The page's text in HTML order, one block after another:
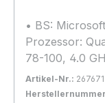
• BS:
Prozessor:
78-100, 4.0
Hexagon™ mit
LPDDR5x
Artikel-Nr.: 267671